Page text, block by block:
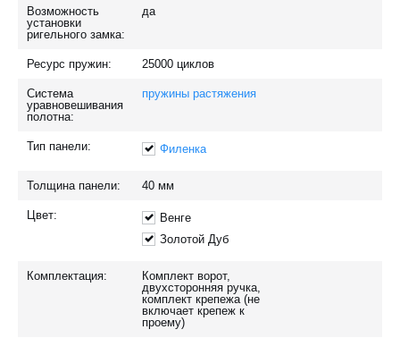
Возможность
установки
ригельного замка:
да
Ресурс пружин: 25000 циклов
Система
уравновешивания
полотна:
пружины растяжения
Тип панели: Филенка
Толщина панели: 40 мм
Цвет:
Венге
Золотой Дуб
Комплектация:
Комплект ворот,
двухсторонняя ручка,
комплект крепежа (не
включает крепеж к
проему)